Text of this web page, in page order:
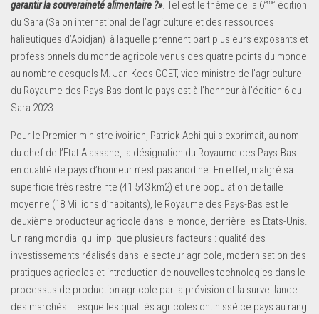
garantir la souveraineté alimentaire ?». Tel est le thème de la 6ème édition
du Sara (Salon international de l’agriculture et des ressources
halieutiques d’Abidjan) à laquelle prennent part plusieurs exposants et
professionnels du monde agricole venus des quatre points du monde
au nombre desquels M. Jan-Kees GOET, vice-ministre de l’agriculture
du Royaume des Pays-Bas dont le pays est à l’honneur à l’édition 6 du
Sara 2023.
Pour le Premier ministre ivoirien, Patrick Achi qui s’exprimait, au nom
du chef de l’Etat Alassane, la désignation du Royaume des Pays-Bas
en qualité de pays d’honneur n’est pas anodine. En effet, malgré sa
superficie très restreinte (41 543 km2) et une population de taille
moyenne (18 Millions d’habitants), le Royaume des Pays-Bas est le
deuxième producteur agricole dans le monde, derrière les Etats-Unis.
Un rang mondial qui implique plusieurs facteurs : qualité des
investissements réalisés dans le secteur agricole, modernisation des
pratiques agricoles et introduction de nouvelles technologies dans le
processus de production agricole par la prévision et la surveillance
des marchés. Lesquelles qualités agricoles ont hissé ce pays au rang